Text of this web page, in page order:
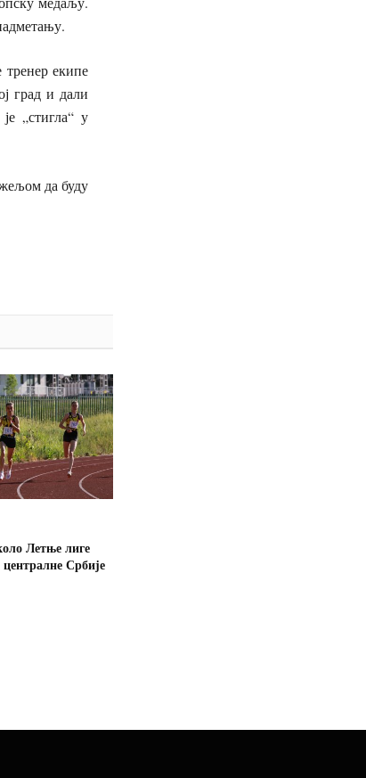
екипе
град и дали
„стигла“ у
да буду
Летње лиге
централне Србије